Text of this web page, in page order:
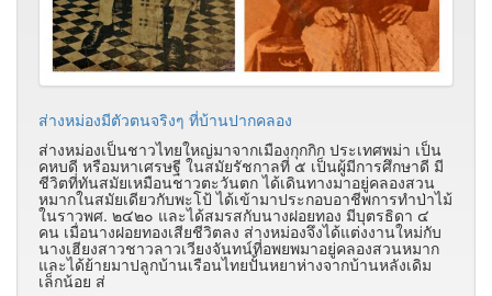
ส่างหม่องมีตัวตนจริงๆ ที่บ้านปากคลอง
ส่างหม่องเป็นชาวไทยใหญ่มาจากเมืองกุกกิก ประเทศพม่า เป็น
คหบดี หรือมหาเศรษฐี ในสมัยรัชกาลที่ ๕ เป็นผู้มีการศึกษาดี มี
ชีวิตที่ทันสมัยเหมือนชาวตะวันตก ได้เดินทางมาอยู่คลองสวน
หมากในสมัยเดียวกับพะโป้ ได้เข้ามาประกอบอาชีพการทำป่าไม้
ในราวพศ. ๒๔๒๐ และได้สมรสกับนางฝอยทอง มีบุตรธิดา ๔
คน เมื่อนางฝอยทองเสียชีวิตลง ส่างหม่องจึงได้แต่งงานใหม่กับ
นางเฮียงสาวชาวลาวเวียงจันทน์ที่อพยพมาอยู่คลองสวนหมาก
และได้ย้ายมาปลูกบ้านเรือนไทยปั้นหยาห่างจากบ้านหลังเดิม
เล็กน้อย ส่